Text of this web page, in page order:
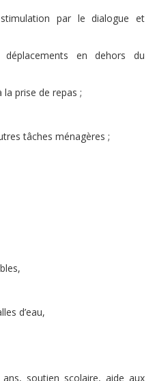
par le dialogue et
en dehors du
prise de repas ;
tâches ménagères ;
d’eau,
soutien scolaire, aide aux